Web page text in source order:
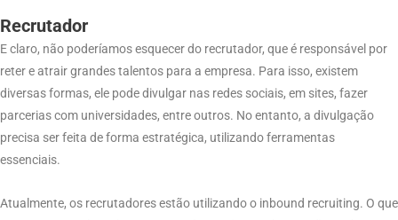
Recrutador
E claro, não poderíamos esquecer do recrutador, que é responsável por
reter e atrair grandes talentos para a empresa. Para isso, existem
diversas formas, ele pode divulgar nas redes sociais, em sites, fazer
parcerias com universidades, entre outros. No entanto, a divulgação
precisa ser feita de forma estratégica, utilizando ferramentas
essenciais.
Atualmente, os recrutadores estão utilizando o inbound recruiting. O que